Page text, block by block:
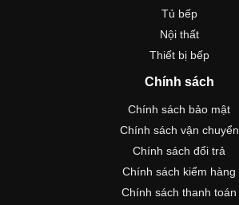
Tủ bếp
Nội thất
Thiết bị bếp
Chính sách
Chính sách bảo mật
Chính sách vận chuyển
Chính sách đổi trả
Chính sách kiểm hàng
Chính sách thanh toán